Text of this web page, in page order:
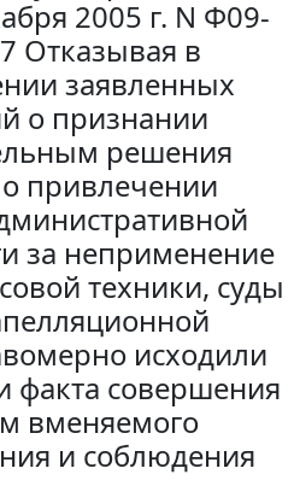
2005 г. N Ф09-
Отказывая в
заявленных
о признании
решения
привлечении
за неприменение
техники, суды
исходили
факта совершения
вменяемого
и соблюдения